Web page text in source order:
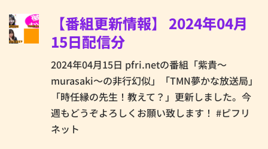
【番組更新情報】 2024年04月
15日配信分
2024年04月15日 pfri.netの番組「紫貴～
murasaki～の非行幻似」「TMN夢かな放送局」
「時任縁の先生！教えて？」更新しました。今
週もどうぞよろしくお願い致します！ #ピフリ
ネット